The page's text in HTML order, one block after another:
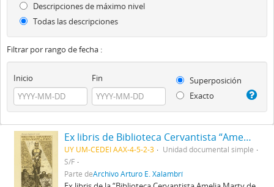
Descripciones de máximo nivel
Todas las descripciones
Filtrar por rango de fecha :
Inicio Fin
Superposición
Exacto
Ex libris de Biblioteca Cervantista “Amelia Marty de Firpo”
UY UM-CEDEI AAX-4-5-2-3
Unidad documental simple
S/F
Parte deArchivo Arturo E. Xalambrí